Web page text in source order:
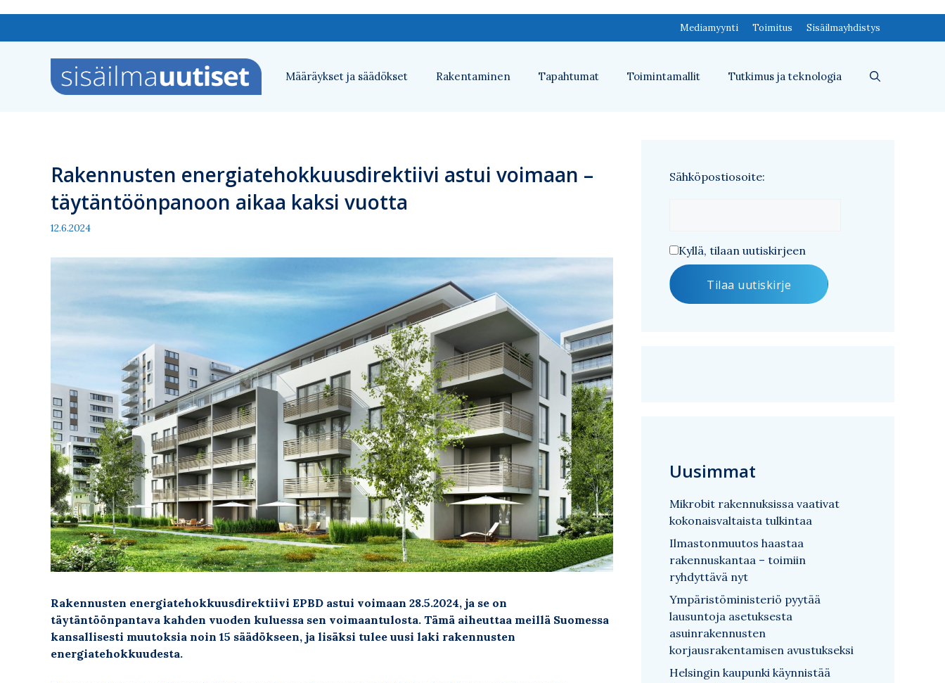
sisältöön
Mediamyynti Toimitus Sisäilmayhdistys
Määräykset ja säädökset Rakentaminen Tapahtumat Toimintamallit Tutkimus ja teknologia
Rakennusten energiatehokkuusdirektiivi astui voimaan –
täytäntöönpanoon aikaa kaksi vuotta
12.6.2024
Rakennusten energiatehokkuusdirektiivi EPBD astui voimaan 28.5.2024, ja se on
täytäntöönpantava kahden vuoden kuluessa sen voimaantulosta. Tämä aiheuttaa meillä Suomessa
kansallisesti muutoksia noin 15 säädökseen, ja lisäksi tulee uusi laki rakennusten
energiatehokkuudesta.
Sähköpostiosoite:
Kyllä, tilaan uutiskirjeen
Uusimmat
Mikrobit rakennuksissa vaativat
kokonaisvaltaista tulkintaa
Ilmastonmuutos haastaa
rakennuskantaa – toimiin
ryhdyttävä nyt
Ympäristöministeriö pyytää
lausuntoja asetuksesta
asuinrakennusten
korjausrakentamisen avustukseksi
Helsingin kaupunki käynnistää